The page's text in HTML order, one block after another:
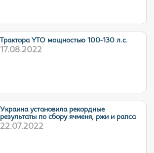
Трактора YTO мощностью 100-130 л.с.
17.08.2022
Украина установила рекордные
результаты по сбору ячменя, ржи и рапса
22.07.2022